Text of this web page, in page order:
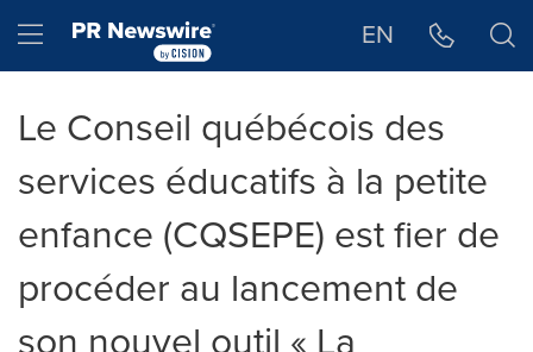
Hamburger menu EN
Le Conseil québécois des
services éducatifs à la petite
enfance (CQSEPE) est fier de
procéder au lancement de